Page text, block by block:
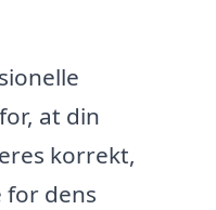
at din
korrekt,
for dens